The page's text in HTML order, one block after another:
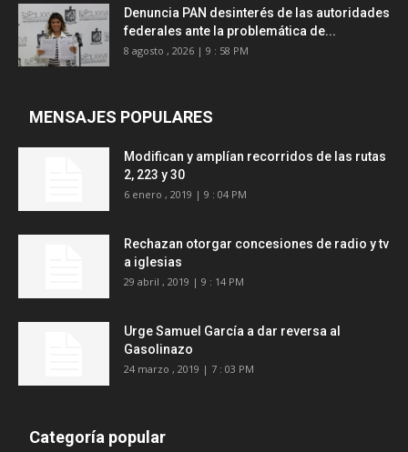
Denuncia PAN desinterés de las autoridades
federales ante la problemática de...
8 agosto , 2026 | 9 : 58 PM
MENSAJES POPULARES
Modifican y amplían recorridos de las rutas
2, 223 y 30
6 enero , 2019 | 9 : 04 PM
Rechazan otorgar concesiones de radio y tv
a iglesias
29 abril , 2019 | 9 : 14 PM
Urge Samuel García a dar reversa al
Gasolinazo
24 marzo , 2019 | 7 : 03 PM
Categoría popular